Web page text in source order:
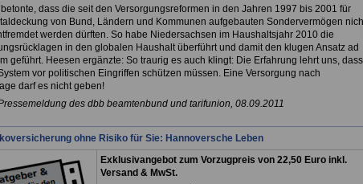
dass die seit den Versorgungsreformen in den Jahren 1997 bis 2001 für
von Bund, Ländern und Kommunen aufgebauten Sondervermögen
werden dürften. So habe Niedersachsen im Haushaltsjahr 2010 die
in den globalen Haushalt überführt und damit den klugen Ansatz ad
geführt. Heesen ergänzte: So traurig es auch klingt: Die Erfahrung lehrt uns, dass
vor politischen Eingriffen schützen müssen. Eine Versorgung nach
darf es nicht geben!
des dbb beamtenbund und tarifunion, 08.09.2011
ohne Risiko für Sie: Hannoversche Leben
Exklusivangebot zum Vorzugpreis von 22,50 Euro inkl.
Versand & MwSt.